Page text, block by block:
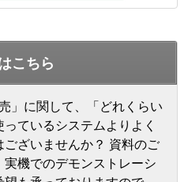
こちら
」に関して、「どれくらい
ているシステムよりよく
ざいませんか？ 資料のご
機でのデモンストレーシ